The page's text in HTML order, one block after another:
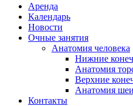
Аренда
Календарь
Новости
Очные занятия
Анатомия человека
Нижние
Анатомия
Верхние
Анатомия
Контакты